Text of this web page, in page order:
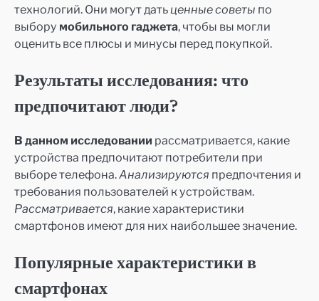
технологий. Они могут дать ценные советы по
выбору мобильного гаджета, чтобы вы могли
оценить все плюсы и минусы перед покупкой.
Результаты исследования: что
предпочитают люди?
В данном исследовании рассматривается, какие
устройства предпочитают потребители при
выборе телефона.Анализируются предпочтения и
требования пользователей к устройствам.
Рассматривается, какие характеристики
смартфонов имеют для них наибольшее значение.
Популярные характеристики в
смартфонах